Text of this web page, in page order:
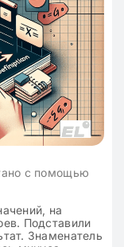
с помощью
на
Подставили
Знаменатель